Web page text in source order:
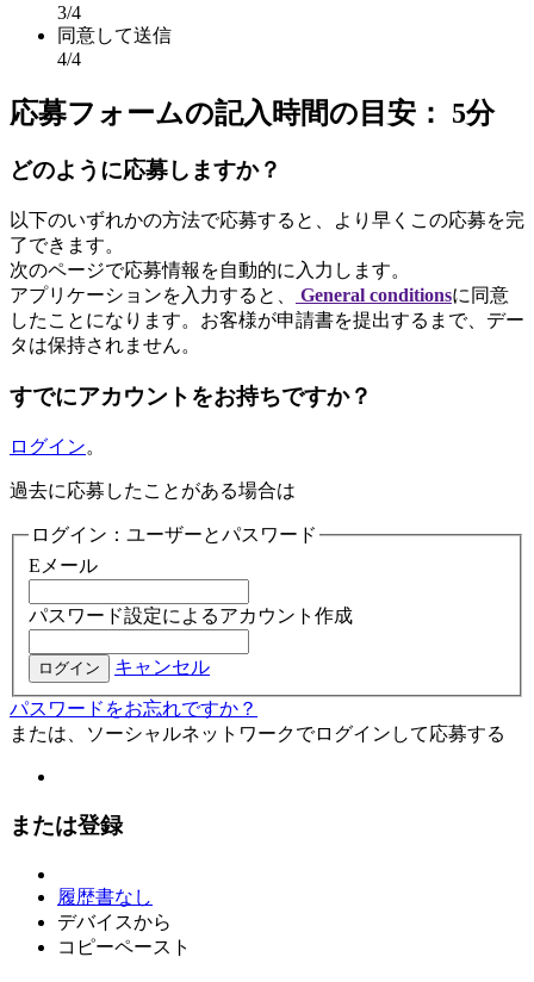
3/4
同意して送信
4/4
応募フォームの記入時間の目安： 5分
どのように応募しますか？
以下のいずれかの方法で応募すると、より早くこの応募を完
了できます。
次のページで応募情報を自動的に入力します。
アプリケーションを入力すると、
General conditionsに同意
したことになります。お客様が申請書を提出するまで、デー
タは保持されません。
すでにアカウントをお持ちですか？
ログイン。
過去に応募したことがある場合は
ログイン：ユーザーとパスワード
Eメール
パスワード設定によるアカウント作成
ログイン キャンセル
パスワードをお忘れですか？
または、ソーシャルネットワークでログインして応募する
または登録
履歴書なし
デバイスから
コピーペースト